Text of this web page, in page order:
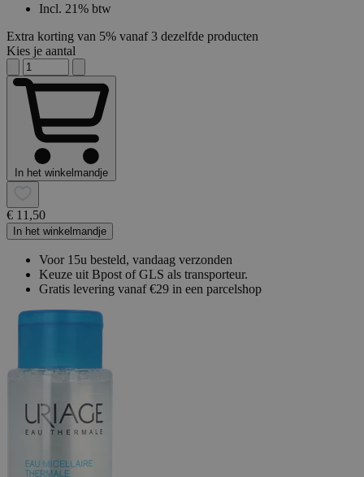
Incl. 21% btw
Extra korting van 5% vanaf 3 dezelfde producten
Kies je aantal
In het winkelmandje
€ 11,50
In het winkelmandje
Voor 15u besteld, vandaag verzonden
Keuze uit Bpost of GLS als transporteur.
Gratis levering vanaf €29 in een parcelshop